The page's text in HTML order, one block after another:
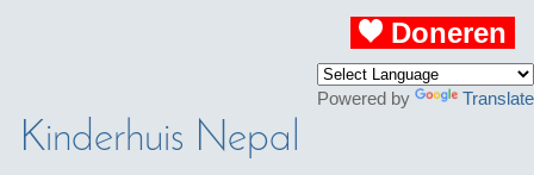
Doneren
Powered by Translate
Kinderhuis Nepal